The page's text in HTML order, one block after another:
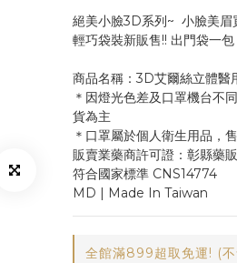
絕美小臉3D系列~  小臉美眉
輕巧袋裝新販售!! 出門袋一
商品名稱：3D艾爾絲立體醫
＊因燈光色差及口罩機台不
貨為主
＊口罩屬於個人衛生用品，
販賣業藥商許可證：彰縣藥
符合國家標準 CNS14774
MD | Made In Taiwan
全館滿899超取免運! (